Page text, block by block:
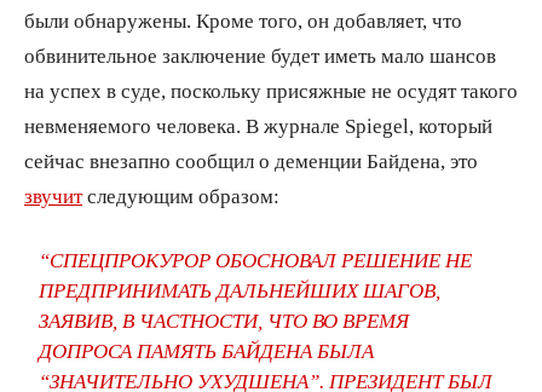
были обнаружены. Кроме того, он добавляет, что
обвинительное заключение будет иметь мало шансов
на успех в суде, поскольку присяжные не осудят такого
невменяемого человека. В журнале Spiegel, который
сейчас внезапно сообщил о деменции Байдена, это
звучитследующим образом:
“СПЕЦПРОКУРОР ОБОСНОВАЛ РЕШЕНИЕ НЕ
ПРЕДПРИНИМАТЬ ДАЛЬНЕЙШИХ ШАГОВ,
ЗАЯВИВ, В ЧАСТНОСТИ, ЧТО ВО ВРЕМЯ
ДОПРОСА ПАМЯТЬ БАЙДЕНА БЫЛА
“ЗНАЧИТЕЛЬНО УХУДШЕНА”. ПРЕЗИДЕНТ БЫЛ